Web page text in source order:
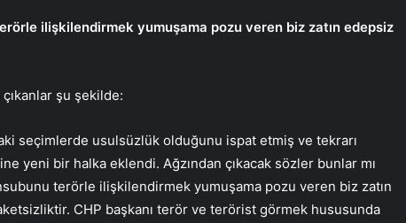
ilişkilendirmek yumuşama pozu veren biz zatın edepsiz
çıkanlar şu şekilde:
seçimlerde usulsüzlük olduğunu ispat etmiş ve tekrarı
yeni bir halka eklendi. Ağzından çıkacak sözler bunlar mı
terörle ilişkilendirmek yumuşama pozu veren biz zatın
CHP başkanı terör ve terörist görmek hususunda